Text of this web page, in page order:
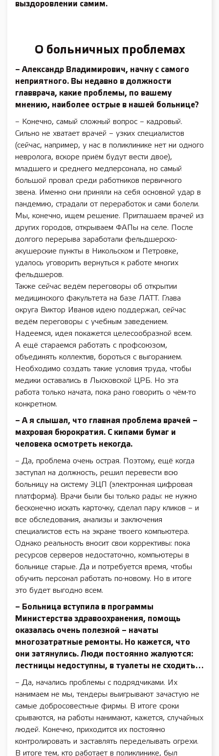
выздоровлении самим.
О больничных проблемах
– Александр Владимирович, начну с самого
неприятного. Вы недавно в должности
главврача, какие проблемы, по вашему
мнению, наиболее острые в нашей больнице?
– Конечно, самый сложный вопрос – кадровый.
Сильно не хватает врачей – узких специалистов
(сейчас, например, у нас в поликлинике нет ни одного
невролога, вскоре приём будут вести двое),
младшего и среднего медперсонала, но самый
большой провал среди работников первичного
звена. Именно они приняли на себя основной удар в
пандемию, страдали от переработок и сами болели.
Мы, конечно, ищем решение. Приглашаем врачей из
других городов, открываем ФАПы на селе. После
долгого перерыва заработали фельдшерско-
акушерские пункты в Никольском и Петровке,
удалось уговорить вернуться к работе многих
фельдшеров.
Также сейчас ведём переговоры об открытии
медицинского факультета на базе ЛАТТ. Глава
округа Виктор Иванов идею поддержал, сейчас
ведём переговоры с учебным заведением.
Надеемся, идея покажется целесообразной всем.
А ещё стараемся работать с профсоюзом,
объединять коллектив, бороться с выгоранием.
Необходимо создать такие условия труда, чтобы
медики оставались в Лысковской ЦРБ. Но эта
работа только начата, пока рано говорить о чём-то
конкретном.
– А я слышал, что главная проблема врачей –
махровая бюрократия. С кипами бумаг и
человека осмотреть некогда.
– Да, проблема очень острая. Поэтому, ещё когда
заступал на должность, решил перевести всю
больницу на систему ЭЦП (электронная цифровая
платформа). Врачи были бы только рады: не нужно
бесконечно искать карточку, сделал пару кликов – и
все обследования, анализы и заключения
специалистов есть на экране твоего компьютера.
Однако реальность вносит свои коррективы: пока
ресурсов серверов недостаточно, компьютеры в
больнице старые. Да и потребуется время, чтобы
обучить персонал работать по-новому. Но в итоге
это будет выгодно всем.
– Больница вступила в программы
Министерства здравоохранения, помощь
оказалась очень полезной – начаты
многозатратные ремонты. Но кажется, что
они затянулись. Люди постоянно жалуются:
лестницы недоступны, в туалеты не сходить…
– Да, начались проблемы с подрядчиками. Их
нанимаем не мы, тендеры выигрывают зачастую не
самые добросовестные фирмы. В итоге сроки
срываются, на работы нанимают, кажется, случайных
людей. Конечно, приходится их постоянно
контролировать и заставлять переделывать огрехи.
В итоге тем, кто работает в поликлинике, был